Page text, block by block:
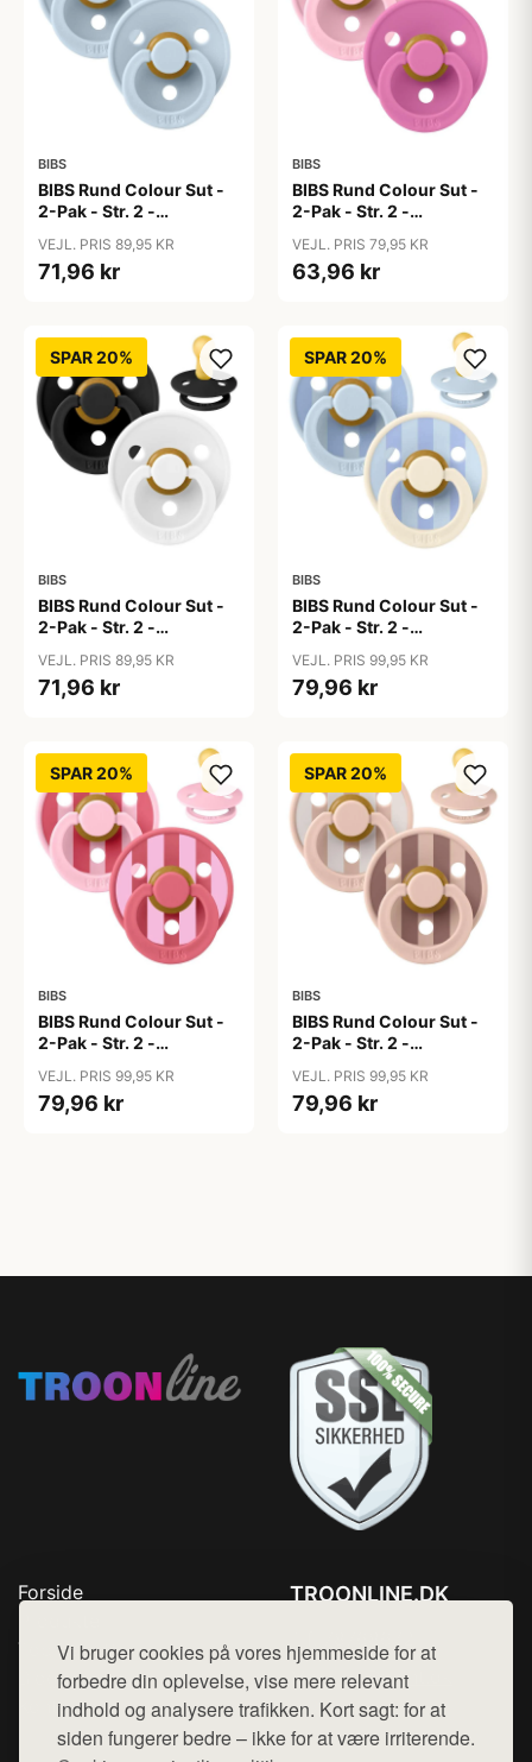
Vi bruger cookies på vores hjemmeside for at
forbedre din oplevelse, vise mere relevant
indhold og analysere trafikken. Kort sagt: for at
siden fungerer bedre – ikke for at være irriterende.
BIBS
BIBS Rund Colour Sut -
2-Pak - Str. 2 -
Blue/Baby Blue
VEJL. PRIS 89,95 KR
71,96 kr
BIBS
BIBS Rund Colour Sut -
2-Pak - Str. 2 -
Pink/Bubblegum
VEJL. PRIS 79,95 KR
63,96 kr
SPAR 20%
BIBS
BIBS Rund Colour Sut -
2-Pak - Str. 2 -
Black/White
VEJL. PRIS 89,95 KR
71,96 kr
SPAR 20%
BIBS
BIBS Rund Colour Sut -
2-Pak - Str. 2 -
Studio - Baby Blue/Dusty
Blue Mix
VEJL. PRIS 99,95 KR
79,96 kr
SPAR 20%
BIBS
BIBS Rund Colour Sut -
2-Pak - Str. 2 -
Studio - Baby Pink/Coral
Mix
VEJL. PRIS 99,95 KR
79,96 kr
SPAR 20%
BIBS
BIBS Rund Colour Sut -
2-Pak - Str. 2 -
Studio - Blush Mix
VEJL. PRIS 99,95 KR
79,96 kr
Forside
Top Rabatter
Blog
Kontakt
TROONLINE.DK
Mail: hej@want.dk
Cookie- og privatlivspolitik